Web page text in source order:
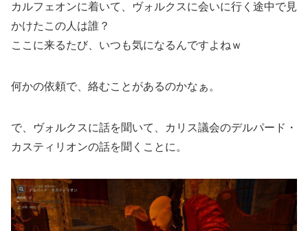
カルフェオンに着いて、ヴォルクスに会いに行く途中で見
かけたこの人は誰？
ここに来るたび、いつも気になるんですよねｗ
何かの依頼で、絡むことがあるのかなぁ。
で、ヴォルクスに話を聞いて、カリス議会のデルパード・
カスティリオンの話を聞くことに。